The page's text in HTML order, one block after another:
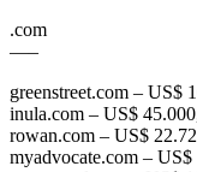
.com
—–
greenstreet.com – US$
inula.com – US$
rowan.com – US$
myadvocate.com –